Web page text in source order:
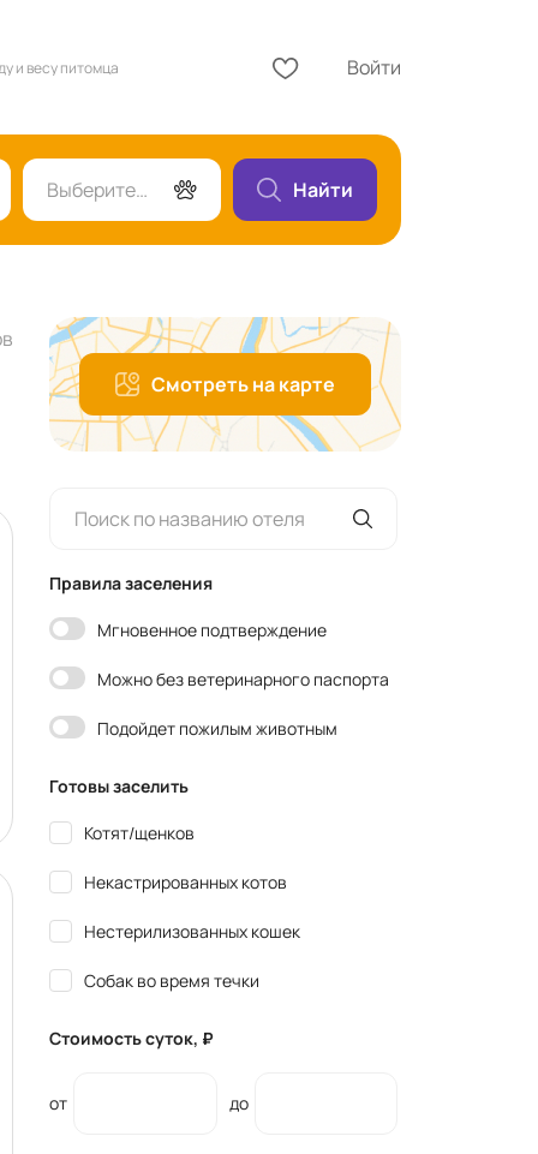
и весу питомца Войти
Выберите гостей Найти
Смотреть на карте
Правила заселения
Мгновенное подтверждение
Можно без ветеринарного паспорта
Подойдет пожилым животным
Готовы заселить
Котят/щенков
Некастрированных котов
Нестерилизованных кошек
Собак во время течки
Стоимость суток, ₽
от до